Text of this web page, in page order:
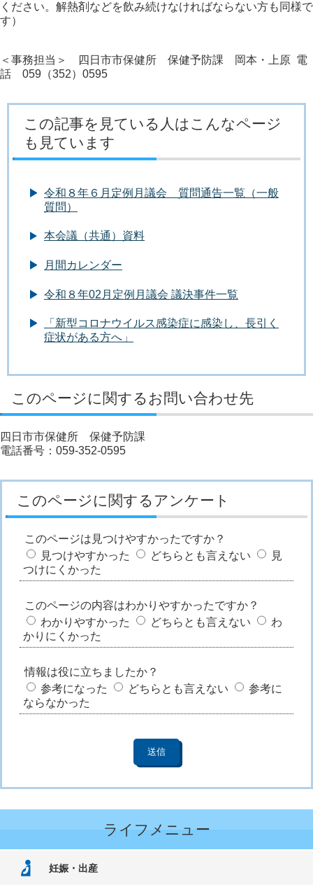
ください。解熱剤などを飲み続けなければならない方も同様で
す）
＜事務担当＞ 四日市市保健所 保健予防課 岡本・上原 電
話 059（352）0595
この記事を見ている人はこんなページ
も見ています
令和８年６月定例月議会 質問通告一覧（一般
質問）
本会議（共通）資料
月間カレンダー
令和８年02月定例月議会 議決事件一覧
「新型コロナウイルス感染症に感染し、長引く
症状がある方へ」
このページに関するお問い合わせ先
四日市市保健所 保健予防課
電話番号：059-352-0595
このページに関するアンケート
このページは見つけやすかったですか？
見つけやすかった
どちらとも言えない
見
つけにくかった
このページの内容はわかりやすかったですか？
わかりやすかった
どちらとも言えない
わ
かりにくかった
情報は役に立ちましたか？
参考になった
どちらとも言えない
参考に
ならなかった
ライフメニュー
妊娠・出産